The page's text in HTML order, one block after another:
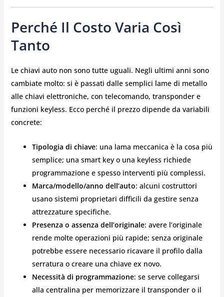
Perché Il Costo Varia Così
Tanto
Le chiavi auto non sono tutte uguali. Negli ultimi anni sono
cambiate molto: si è passati dalle semplici lame di metallo
alle chiavi elettroniche, con telecomando, transponder e
funzioni keyless. Ecco perché il prezzo dipende da variabili
concrete:
Tipologia di chiave: una lama meccanica è la cosa più
semplice; una smart key o una keyless richiede
programmazione e spesso interventi più complessi.
Marca/modello/anno dell’auto: alcuni costruttori
usano sistemi proprietari difficili da gestire senza
attrezzature specifiche.
Presenza o assenza dell’originale: avere l’originale
rende molte operazioni più rapide; senza originale
potrebbe essere necessario ricavare il profilo dalla
serratura o creare una chiave ex novo.
Necessità di programmazione: se serve collegarsi
alla centralina per memorizzare il transponder o il